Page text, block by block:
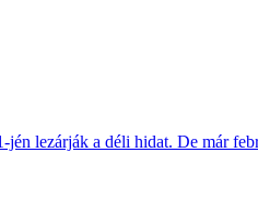
lezárják a déli hidat. De már